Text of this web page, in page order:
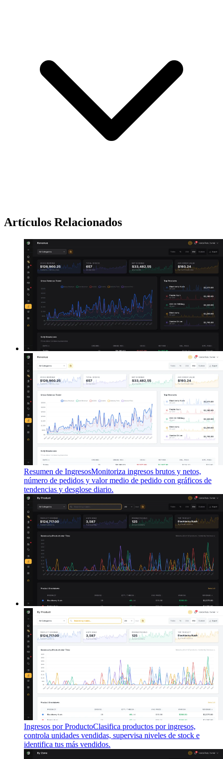
Artículos Relacionados
Resumen de IngresosMonitoriza ingresos brutos y netos,
número de pedidos y valor medio de pedido con gráficos de
tendencias y desglose diario.
Ingresos por ProductoClasifica productos por ingresos,
controla unidades vendidas, supervisa niveles de stock e
identifica tus más vendidos.